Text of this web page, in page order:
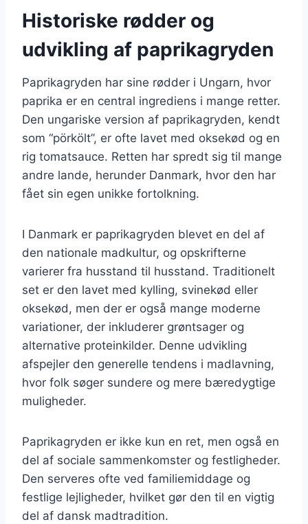
Historiske rødder og
udvikling af paprikagryden
Paprikagryden har sine rødder i Ungarn, hvor
paprika er en central ingrediens i mange retter.
Den ungariske version af paprikagryden, kendt
som “pörkölt”, er ofte lavet med oksekød og en
rig tomatsauce. Retten har spredt sig til mange
andre lande, herunder Danmark, hvor den har
fået sin egen unikke fortolkning.
I Danmark er paprikagryden blevet en del af
den nationale madkultur, og opskrifterne
varierer fra husstand til husstand. Traditionelt
set er den lavet med kylling, svinekød eller
oksekød, men der er også mange moderne
variationer, der inkluderer grøntsager og
alternative proteinkilder. Denne udvikling
afspejler den generelle tendens i madlavning,
hvor folk søger sundere og mere bæredygtige
muligheder.
Paprikagryden er ikke kun en ret, men også en
del af sociale sammenkomster og festligheder.
Den serveres ofte ved familiemiddage og
festlige lejligheder, hvilket gør den til en vigtig
del af dansk madtradition.